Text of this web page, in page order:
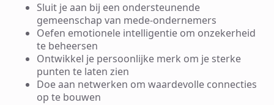
Sluit je aan bij een ondersteunende
gemeenschap van mede-ondernemers
Oefen emotionele intelligentie om onzekerheid
te beheersen
Ontwikkel je persoonlijke merk om je sterke
punten te laten zien
Doe aan netwerken om waardevolle connecties
op te bouwen